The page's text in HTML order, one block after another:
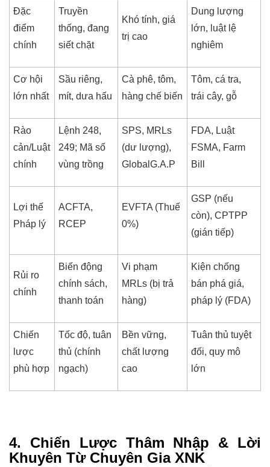
Đặc
điểm
chính
Truyền
thống, đang
siết chặt
Khó tính, giá
trị cao
Dung lượng
lớn, luật lệ
nghiêm
Cơ hội
lớn nhất
Sầu riêng,
mít, dưa hấu
Cà phê, tôm,
hàng chế biến
Tôm, cá tra,
trái cây, gỗ
Rào
cản/Luật
chính
Lệnh 248,
249; Mã số
vùng trồng
SPS, MRLs
(dư lượng),
GlobalG.A.P
FDA, Luật
FSMA, Farm
Bill
Lợi thế
Pháp lý
ACFTA,
RCEP
EVFTA (Thuế
0%)
GSP (nếu
còn), CPTPP
(gián tiếp)
Rủi ro
chính
Biến động
chính sách,
thanh toán
Vi phạm
MRLs (bị trả
hàng)
Kiện chống
bán phá giá,
pháp lý (FDA)
Chiến
lược
phù hợp
Tốc độ, tuân
thủ (chính
ngạch)
Bền vững,
chất lượng
cao
Tuân thủ tuyệt
đối, quy mô
lớn
4. Chiến Lược Thâm Nhập & Lời
Khuyên Từ Chuyên Gia XNK